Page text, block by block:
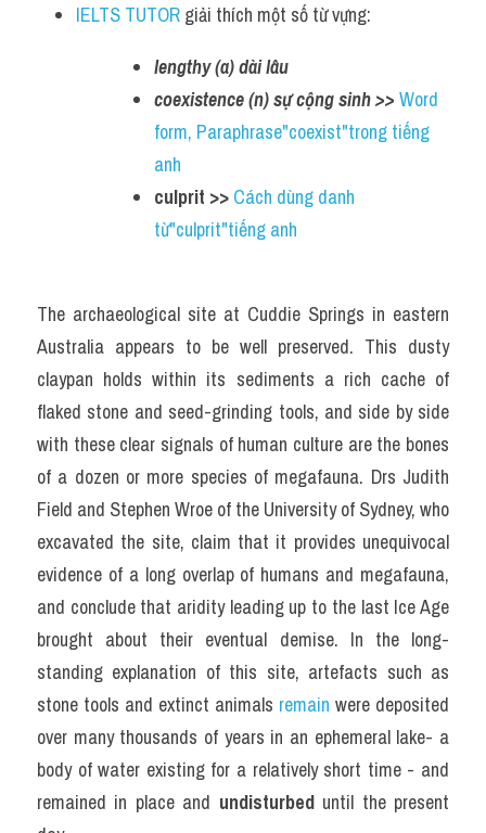
IELTS TUTOR giải thích một số từ vựng:
lengthy (a) dài lâu
coexistence (n) sự cộng sinh >> Word
form, Paraphrase"coexist"trong tiếng
anh
culprit >> Cách dùng danh
từ"culprit"tiếng anh
The archaeological site at Cuddie Springs in eastern
Australia appears to be well preserved. This dusty
claypan holds within its sediments a rich cache of
flaked stone and seed-grinding tools, and side by side
with these clear signals of human culture are the bones
of a dozen or more species of megafauna. Drs Judith
Field and Stephen Wroe of the University of Sydney, who
excavated the site, claim that it provides unequivocal
evidence of a long overlap of humans and megafauna,
and conclude that aridity leading up to the last Ice Age
brought about their eventual demise. In the long-
standing explanation of this site, artefacts such as
stone tools and extinct animals remain were deposited
over many thousands of years in an ephemeral lake- a
body of water existing for a relatively short time - and
remained in place and undisturbed until the present